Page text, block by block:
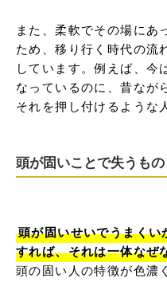
また、柔軟でその場にあ
ため、移り行く時代の流
しています。例えば、今
なっているのに、昔なが
それを押し付けるような
頭が固いことで失うもの
頭が固いせいでうまく
すれば、それは一体なぜ
頭の固い人の特徴が色濃